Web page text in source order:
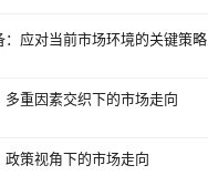
：应对当前市场环境的关键策略
多重因素交织下的市场走向
政策视角下的市场走向